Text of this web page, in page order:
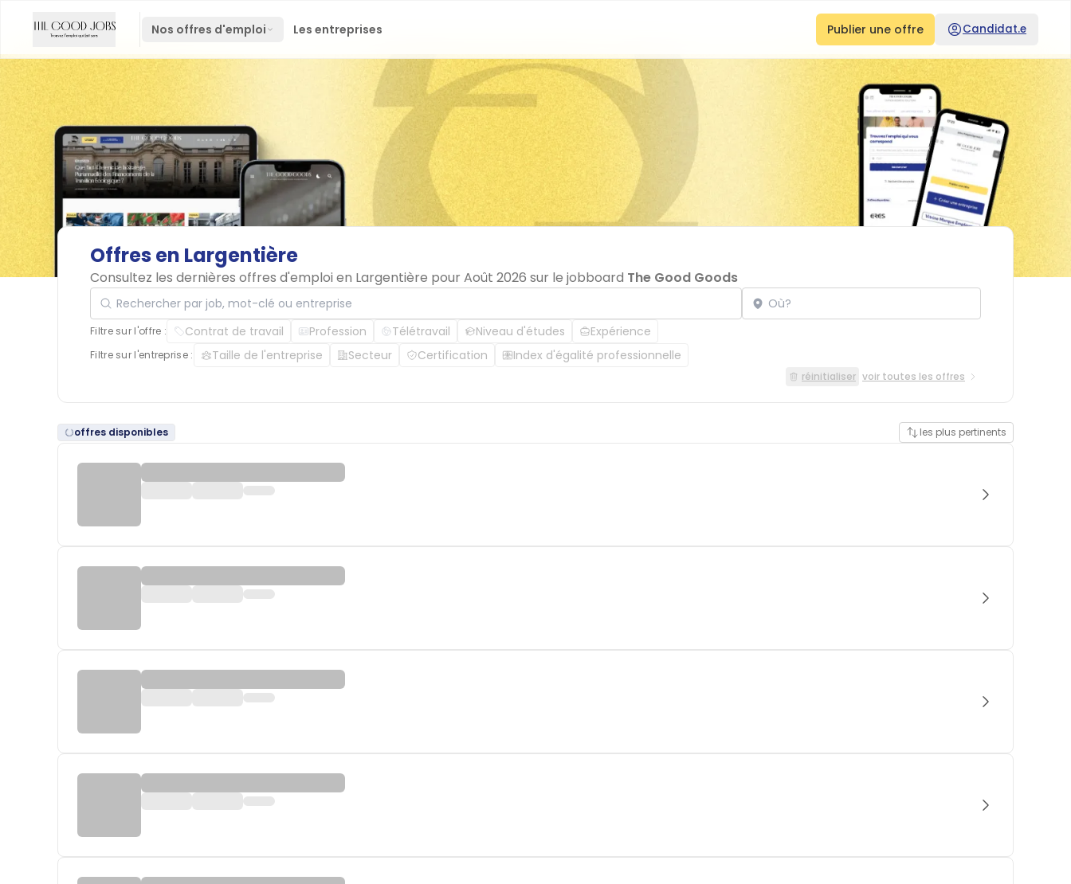
Nos offres d'emploi Les entreprises Publier une offre Candidat.e
Offres en Largentière
Consultez les dernières offres d'emploi en Largentière pour Août 2026 sur le jobboard The Good Goods
Rechercher par job, mot-clé ou entreprise Localisation
Filtre sur l'offre : Contrat de travail Profession Télétravail Niveau d'études Expérience
Filtre sur l'entreprise : Taille de l'entreprise Secteur Certification Index d'égalité professionnelle
réinitialiser voir toutes les offres
offres disponibles les plus pertinents